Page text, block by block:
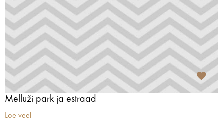
Melluži park ja estraad
Loe veel